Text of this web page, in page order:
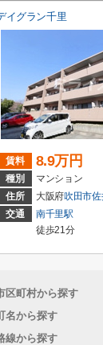
イグラン千里
賃料 8.9万円
種別
マンション
住所
大阪府吹田市佐
交通
南千里駅
徒歩21分
区町村から探す
名から探す
線から探す